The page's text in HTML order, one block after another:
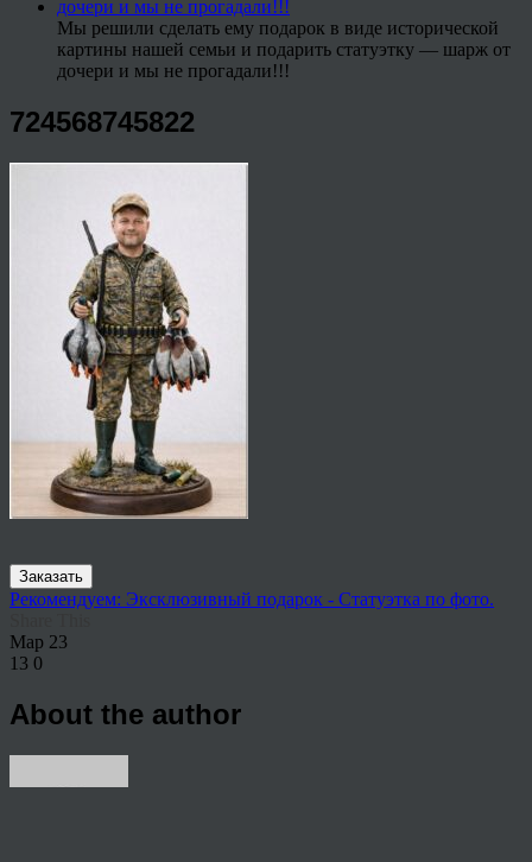
Мы решили сделать ему подарок в виде исторической
картины нашей семьи и подарить статуэтку — шарж от
дочери и мы не прогадали!!!
724568745822
Заказать
Рекомендуем: Эксклюзивный подарок - Статуэтка по фото.
Мар 23
13 0
About the author